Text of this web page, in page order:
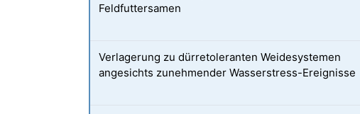
Feldfuttersamen
Verlagerung zu dürretoleranten Weidesystemen
angesichts zunehmender Wasserstress-Ereignisse